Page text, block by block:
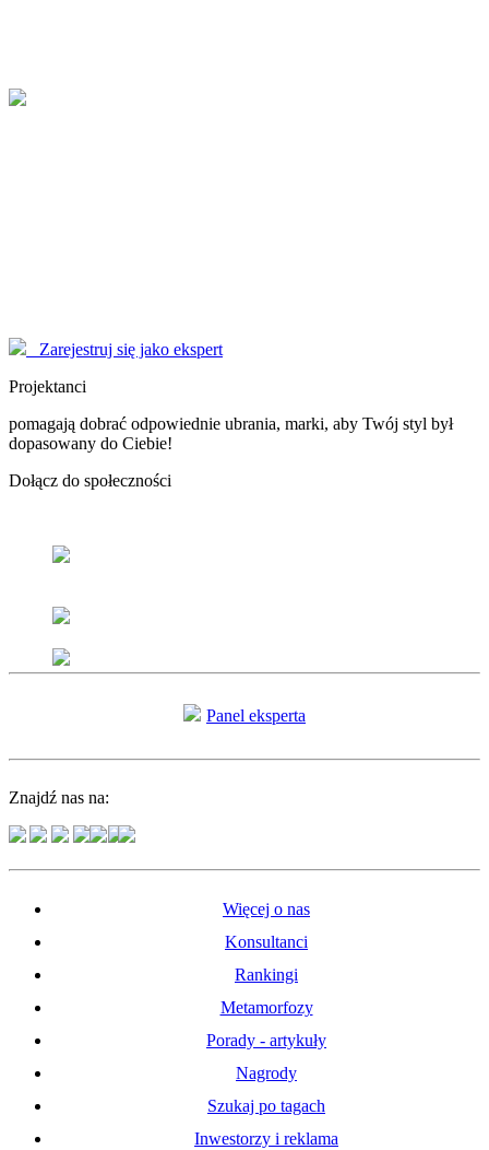
Zarejestruj się jako ekspert
Projektanci
pomagają dobrać odpowiednie ubrania, marki, aby Twój styl był
dopasowany do Ciebie!
Dołącz do społeczności
Panel eksperta
Znajdź nas na:
Więcej o nas
Konsultanci
Rankingi
Metamorfozy
Porady - artykuły
Nagrody
Szukaj po tagach
Inwestorzy i reklama